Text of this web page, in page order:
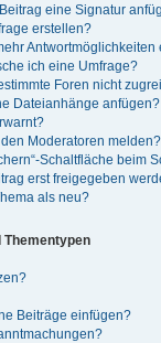
eine Signatur
erstellen?
Antwortmöglichkeiten
ich eine Umfrage?
Foren nicht
Dateianhänge anfügen?
Moderatoren melden?
Schaltfläche beim
erst freigegeben
als neu?
Thementypen
Beiträge einfügen?